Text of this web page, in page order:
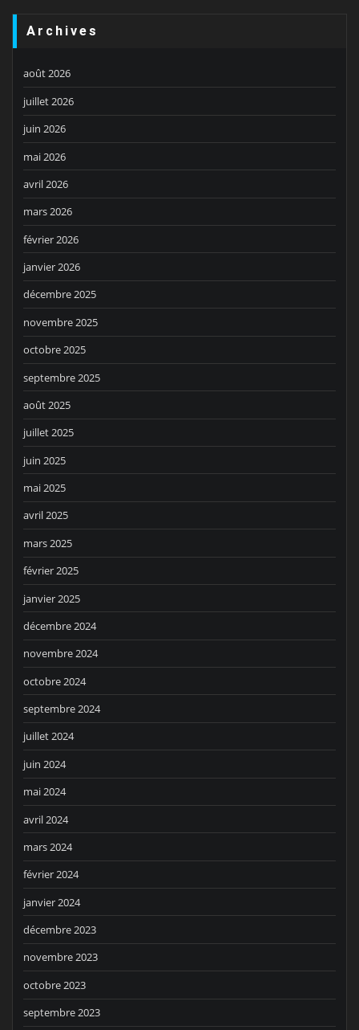
Archives
août 2026
juillet 2026
juin 2026
mai 2026
avril 2026
mars 2026
février 2026
janvier 2026
décembre 2025
novembre 2025
octobre 2025
septembre 2025
août 2025
juillet 2025
juin 2025
mai 2025
avril 2025
mars 2025
février 2025
janvier 2025
décembre 2024
novembre 2024
octobre 2024
septembre 2024
juillet 2024
juin 2024
mai 2024
avril 2024
mars 2024
février 2024
janvier 2024
décembre 2023
novembre 2023
octobre 2023
septembre 2023